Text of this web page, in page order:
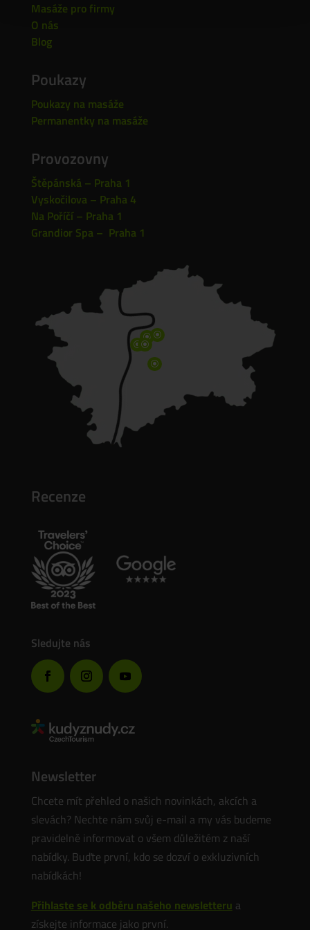
Masáže pro firmy
O nás
Blog
Poukazy
Poukazy na masáže
Permanentky na masáže
Provozovny
Štěpánská – Praha 1
Vyskočilova – Praha 4
Na Poříčí – Praha 1
Grandior Spa – Praha 1
\ \
\\
\
Recenze
Sledujte nás
Newsletter
Chcete mít přehled o našich novinkách, akcích a
slevách? Nechte nám svůj e-mail a my vás budeme
pravidelně informovat o všem důležitém z naší
nabídky. Buďte první, kdo se dozví o exkluzivních
nabídkách!
Přihlaste se k odběru našeho newsletteru a
získejte informace jako první.